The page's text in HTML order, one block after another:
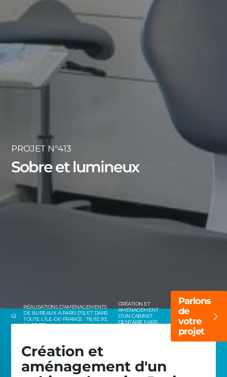
PROJET N°413
Sobre et lumineux
RÉALISATIONS D’AMÉNAGEMENTS
DE BUREAUX À PARIS (75) ET DANS
TOUTE L’ÎLE-DE-FRANCE : 78, 92, 93,
94, 95, 77
CRÉATION ET
AMÉNAGEMENT
D’UN CABINET
DENTAIRE PARIS
Parlons
de
votre
projet
Création et
aménagement d'un